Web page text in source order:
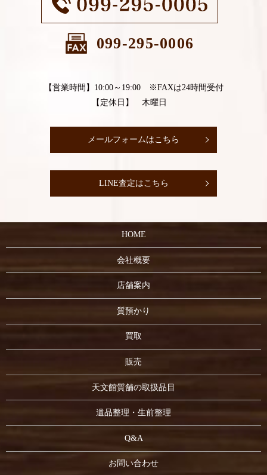
099-295-0006
【営業時間】10:00～19:00 ※FAXは24時間受付
【定休日】 木曜日
メールフォームはこちら
LINE査定はこちら
HOME
会社概要
店舗案内
質預かり
買取
販売
天文館質舗の取扱品目
遺品整理・生前整理
Q&A
お問い合わせ